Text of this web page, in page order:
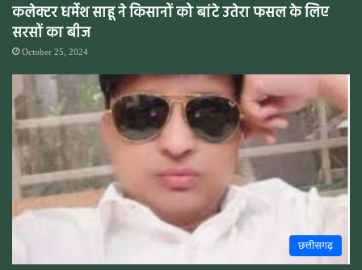
कलेक्टर धर्मेश साहू ने किसानों को बांटे उतेरा फसल के लिए
सरसों का बीज
October 25, 2024
छत्तीसगढ़